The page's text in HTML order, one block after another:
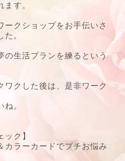
す。
ークショップをお手伝いさ
。
の生活プランを練るという
ワクした後は、是非ワーク
。
ック】
カラーカードでプチお悩み